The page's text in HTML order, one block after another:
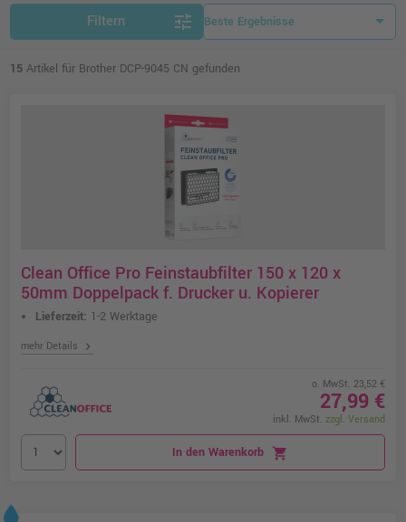
Filtern tune
15 Artikel für Brother DCP-9045 CN gefunden
Clean Office Pro Feinstaubfilter 150 x 120 x
50mm Doppelpack f. Drucker u. Kopierer
Lieferzeit: 1-2 Werktage
mehr Details chevron_right
o. MwSt. 23,52 €
27,99 €
inkl. MwSt. zzgl. Versand
In den Warenkorb shopping_cart